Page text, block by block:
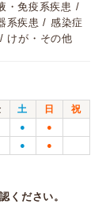
・免疫系疾患 /
系疾患 / 感染症
けが・その他
土 日
祝
● ●
● ●
ください。